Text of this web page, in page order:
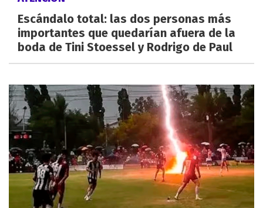
Escándalo total: las dos personas más
importantes que quedarían afuera de la
boda de Tini Stoessel y Rodrigo de Paul